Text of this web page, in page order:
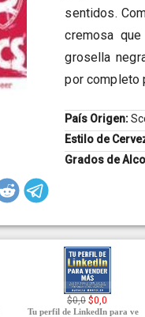
sentidos.
cremosa
grosella
por completo
País Origen:
Estilo de
Grados de
$0,0 $0,0
Tu perfil de LinkedIn para ve